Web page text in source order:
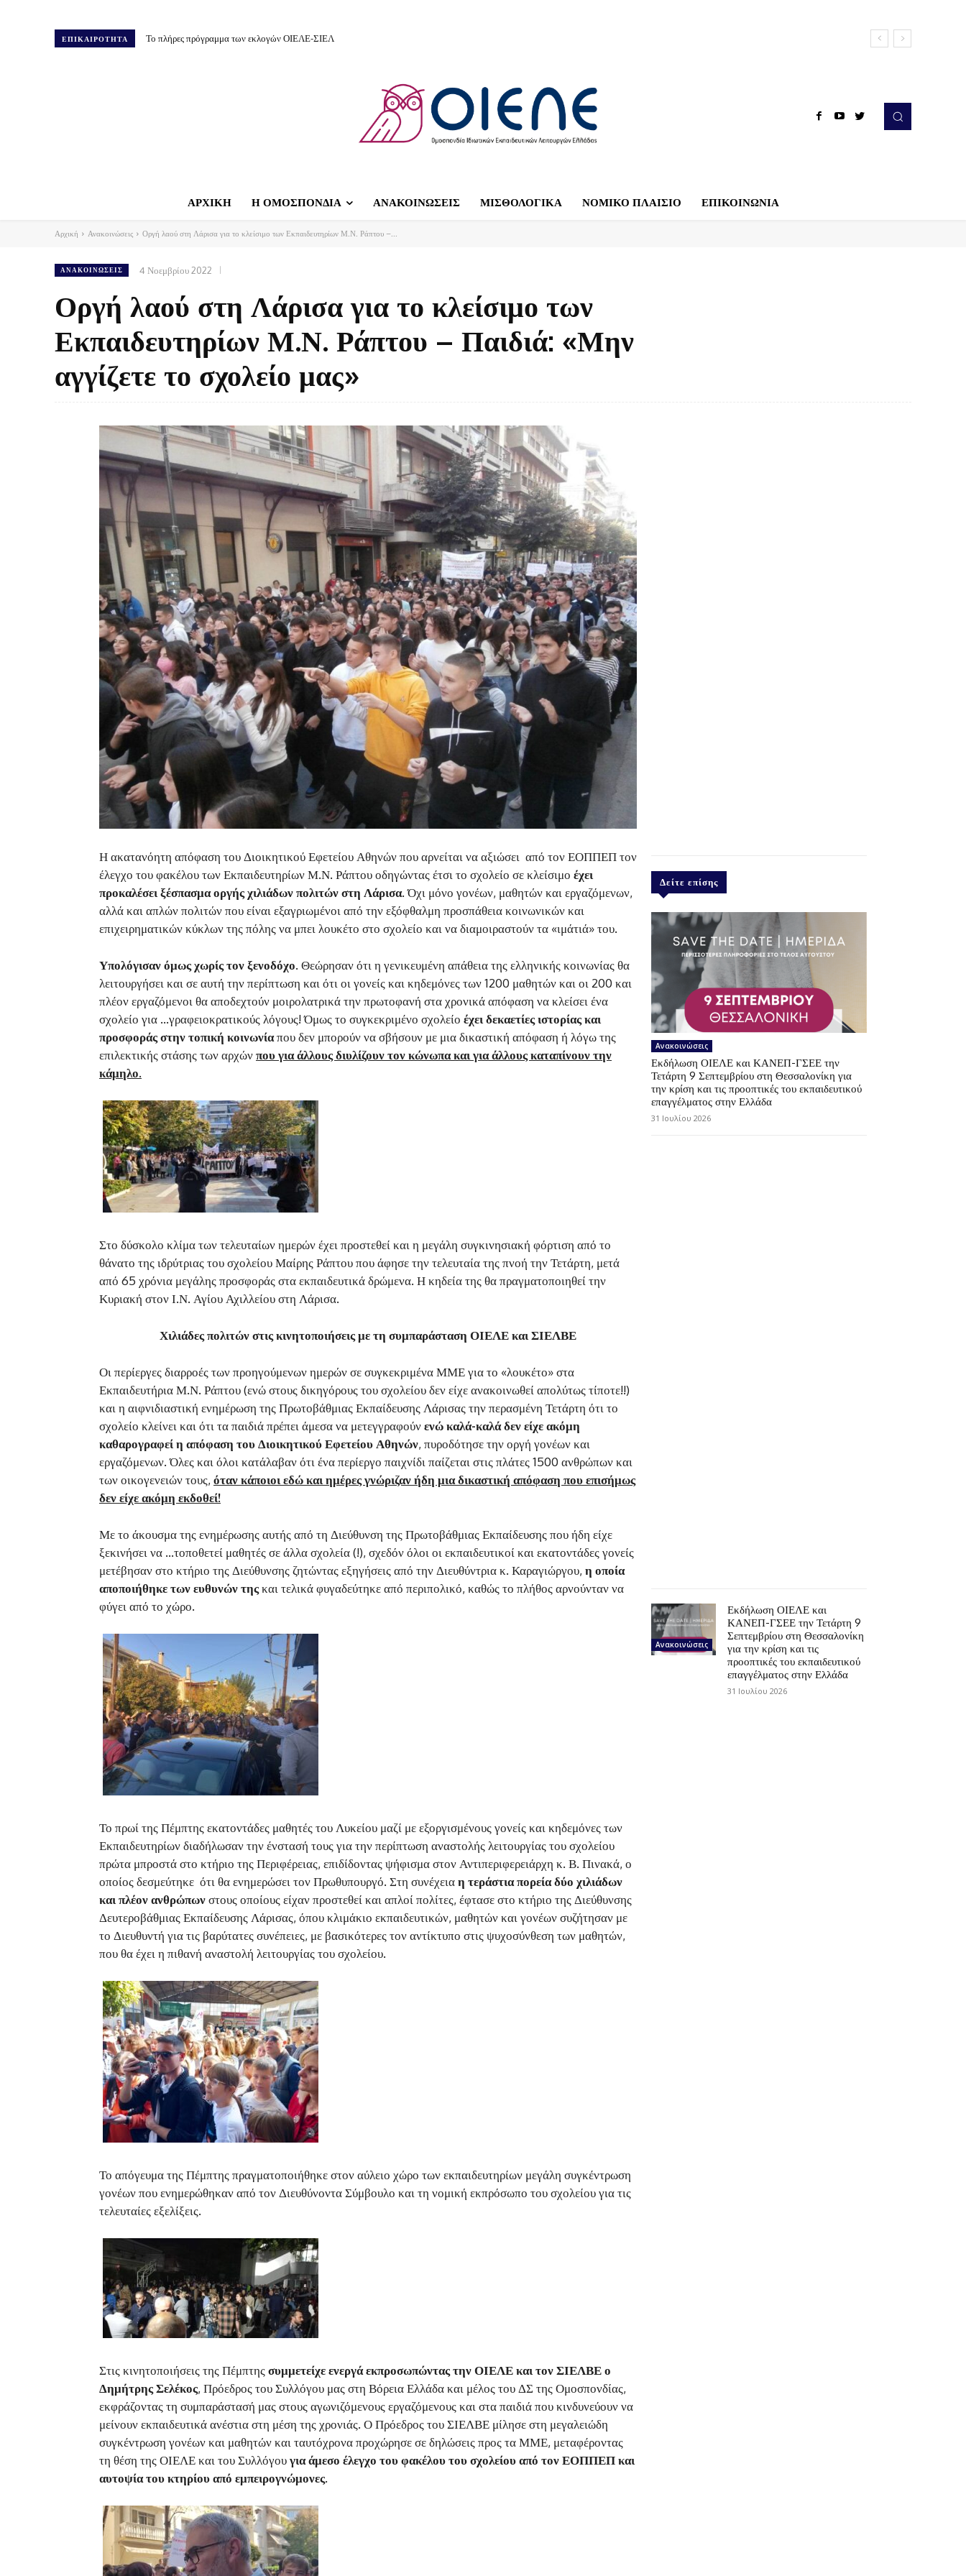
ΕΠΙΚΑΙΡΟΤΗΤΑ Το πλήρες πρόγραμμα των εκλογών ΟΙΕΛΕ-ΣΙΕΛ
ΑΡΧΙΚΗ Η ΟΜΟΣΠΟΝΔΙΑ ΑΝΑΚΟΙΝΩΣΕΙΣ ΜΙΣΘΟΛΟΓΙΚΑ ΝΟΜΙΚΟ ΠΛΑΙΣΙΟ ΕΠΙΚΟΙΝΩΝΙΑ
Αρχική Ανακοινώσεις Οργή λαού στη Λάρισα για το κλείσιμο των Εκπαιδευτηρίων Μ.Ν. Ράπτου –...
ΑΝΑΚΟΙΝΏΣΕΙΣ 4 Νοεμβρίου 2022
Οργή λαού στη Λάρισα για το κλείσιμο των
Εκπαιδευτηρίων Μ.Ν. Ράπτου – Παιδιά: «Μην
αγγίζετε το σχολείο μας»
Η ακατανόητη απόφαση του Διοικητικού Εφετείου Αθηνών που αρνείται να αξιώσει από τον ΕΟΠΠΕΠ τον
έλεγχο του φακέλου των Εκπαιδευτηρίων Μ.Ν. Ράπτου οδηγώντας έτσι το σχολείο σε κλείσιμο έχει
προκαλέσει ξέσπασμα οργής χιλιάδων πολιτών στη Λάρισα. Όχι μόνο γονέων, μαθητών και εργαζόμενων,
αλλά και απλών πολιτών που είναι εξαγριωμένοι από την εξόφθαλμη προσπάθεια κοινωνικών και
επιχειρηματικών κύκλων της πόλης να μπει λουκέτο στο σχολείο και να διαμοιραστούν τα «ιμάτιά» του.
Υπολόγισαν όμως χωρίς τον ξενοδόχο. Θεώρησαν ότι η γενικευμένη απάθεια της ελληνικής κοινωνίας θα
λειτουργήσει και σε αυτή την περίπτωση και ότι οι γονείς και κηδεμόνες των 1200 μαθητών και οι 200 και
πλέον εργαζόμενοι θα αποδεχτούν μοιρολατρικά την πρωτοφανή στα χρονικά απόφαση να κλείσει ένα
σχολείο για …γραφειοκρατικούς λόγους! Όμως το συγκεκριμένο σχολείο έχει δεκαετίες ιστορίας και
προσφοράς στην τοπική κοινωνίαπου δεν μπορούν να σβήσουν με μια δικαστική απόφαση ή λόγω της
επιλεκτικής στάσης των αρχώνπου για άλλους διυλίζουν τον κώνωπα και για άλλους καταπίνουν την
κάμηλο.
Στο δύσκολο κλίμα των τελευταίων ημερών έχει προστεθεί και η μεγάλη συγκινησιακή φόρτιση από το
θάνατο της ιδρύτριας του σχολείου Μαίρης Ράπτου που άφησε την τελευταία της πνοή την Τετάρτη, μετά
από 65 χρόνια μεγάλης προσφοράς στα εκπαιδευτικά δρώμενα. Η κηδεία της θα πραγματοποιηθεί την
Κυριακή στον Ι.Ν. Αγίου Αχιλλείου στη Λάρισα.
Χιλιάδες πολιτών στις κινητοποιήσεις με τη συμπαράσταση ΟΙΕΛΕ και ΣΙΕΛΒΕ
Οι περίεργες διαρροές των προηγούμενων ημερών σε συγκεκριμένα ΜΜΕ για το «λουκέτο» στα
Εκπαιδευτήρια Μ.Ν. Ράπτου (ενώ στους δικηγόρους του σχολείου δεν είχε ανακοινωθεί απολύτως τίποτε!!)
και η αιφνιδιαστική ενημέρωση της Πρωτοβάθμιας Εκπαίδευσης Λάρισας την περασμένη Τετάρτη ότι το
σχολείο κλείνει και ότι τα παιδιά πρέπει άμεσα να μετεγγραφούνενώ καλά-καλά δεν είχε ακόμη
καθαρογραφεί η απόφαση του Διοικητικού Εφετείου Αθηνών, πυροδότησε την οργή γονέων και
εργαζόμενων. Όλες και όλοι κατάλαβαν ότι ένα περίεργο παιχνίδι παίζεται στις πλάτες 1500 ανθρώπων και
των οικογενειών τους, όταν κάποιοι εδώ και ημέρες γνώριζαν ήδη μια δικαστική απόφαση που επισήμως
δεν είχε ακόμη εκδοθεί!
Με το άκουσμα της ενημέρωσης αυτής από τη Διεύθυνση της Πρωτοβάθμιας Εκπαίδευσης που ήδη είχε
ξεκινήσει να …τοποθετεί μαθητές σε άλλα σχολεία (!), σχεδόν όλοι οι εκπαιδευτικοί και εκατοντάδες γονείς
μετέβησαν στο κτήριο της Διεύθυνσης ζητώντας εξηγήσεις από την Διευθύντρια κ. Καραγιώργου, η οποία
αποποιήθηκε των ευθυνών τηςκαι τελικά φυγαδεύτηκε από περιπολικό, καθώς το πλήθος αρνούνταν να
φύγει από το χώρο.
Το πρωί της Πέμπτης εκατοντάδες μαθητές του Λυκείου μαζί με εξοργισμένους γονείς και κηδεμόνες των
Εκπαιδευτηρίων διαδήλωσαν την ένστασή τους για την περίπτωση αναστολής λειτουργίας του σχολείου
πρώτα μπροστά στο κτήριο της Περιφέρειας, επιδίδοντας ψήφισμα στον Αντιπεριφερειάρχη κ. Β. Πινακά, ο
οποίος δεσμεύτηκε ότι θα ενημερώσει τον Πρωθυπουργό. Στη συνέχειαη τεράστια πορεία δύο χιλιάδων
και πλέον ανθρώπωνστους οποίους είχαν προστεθεί και απλοί πολίτες, έφτασε στο κτήριο της Διεύθυνσης
Δευτεροβάθμιας Εκπαίδευσης Λάρισας, όπου κλιμάκιο εκπαιδευτικών, μαθητών και γονέων συζήτησαν με
το Διευθυντή για τις βαρύτατες συνέπειες, με βασικότερες τον αντίκτυπο στις ψυχοσύνθεση των μαθητών,
που θα έχει η πιθανή αναστολή λειτουργίας του σχολείου.
Το απόγευμα της Πέμπτης πραγματοποιήθηκε στον αύλειο χώρο των εκπαιδευτηρίων μεγάλη συγκέντρωση
γονέων που ενημερώθηκαν από τον Διευθύνοντα Σύμβουλο και τη νομική εκπρόσωπο του σχολείου για τις
τελευταίες εξελίξεις.
Στις κινητοποιήσεις της Πέμπτηςσυμμετείχε ενεργά εκπροσωπώντας την ΟΙΕΛΕ και τον ΣΙΕΛΒΕ ο
Δημήτρης Σελέκος, Πρόεδρος του Συλλόγου μας στη Βόρεια Ελλάδα και μέλος του ΔΣ της Ομοσπονδίας,
εκφράζοντας τη συμπαράστασή μας στους αγωνιζόμενους εργαζόμενους και στα παιδιά που κινδυνεύουν να
μείνουν εκπαιδευτικά ανέστια στη μέση της χρονιάς. Ο Πρόεδρος του ΣΙΕΛΒΕ μίλησε στη μεγαλειώδη
συγκέντρωση γονέων και μαθητών και ταυτόχρονα προχώρησε σε δηλώσεις προς τα ΜΜΕ, μεταφέροντας
τη θέση της ΟΙΕΛΕ και του Συλλόγουγια άμεσο έλεγχο του φακέλου του σχολείου από τον ΕΟΠΠΕΠ και
αυτοψία του κτηρίου από εμπειρογνώμονες.
Δείτε επίσης
Ανακοινώσεις
Εκδήλωση ΟΙΕΛΕ και ΚΑΝΕΠ-ΓΣΕΕ την
Τετάρτη 9 Σεπτεμβρίου στη Θεσσαλονίκη για
την κρίση και τις προοπτικές του εκπαιδευτικού
επαγγέλματος στην Ελλάδα
31 Ιουλίου 2026
Ανακοινώσεις
Εκδήλωση ΟΙΕΛΕ και
ΚΑΝΕΠ-ΓΣΕΕ την Τετάρτη 9
Σεπτεμβρίου στη Θεσσαλονίκη
για την κρίση και τις
προοπτικές του εκπαιδευτικού
επαγγέλματος στην Ελλάδα
31 Ιουλίου 2026